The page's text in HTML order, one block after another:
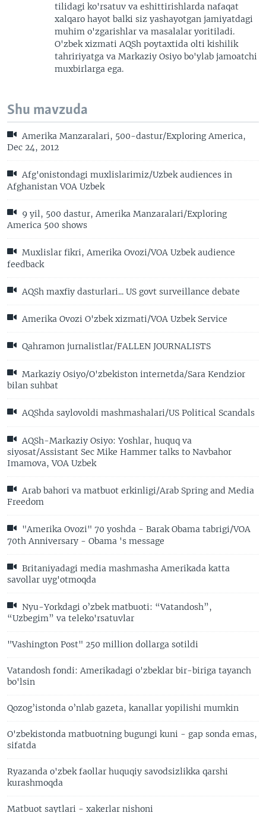
tilidagi ko'rsatuv va eshittirishlarda nafaqat
xalqaro hayot balki siz yashayotgan jamiyatdagi
muhim o'zgarishlar va masalalar yoritiladi.
O'zbek xizmati AQSh poytaxtida olti kishilik
tahririyatga va Markaziy Osiyo bo'ylab jamoatchi
muxbirlarga ega.
Shu mavzuda
Amerika Manzaralari, 500-dastur/Exploring America,
Dec 24, 2012
Afg'onistondagi muxlislarimiz/Uzbek audiences in
Afghanistan VOA Uzbek
9 yil, 500 dastur, Amerika Manzaralari/Exploring
America 500 shows
Muxlislar fikri, Amerika Ovozi/VOA Uzbek audience
feedback
AQSh maxfiy dasturlari... US govt surveillance debate
Amerika Ovozi O'zbek xizmati/VOA Uzbek Service
Qahramon jurnalistlar/FALLEN JOURNALISTS
Markaziy Osiyo/O'zbekiston internetda/Sara Kendzior
bilan suhbat
AQShda saylovoldi mashmashalari/US Political Scandals
AQSh-Markaziy Osiyo: Yoshlar, huquq va
siyosat/Assistant Sec Mike Hammer talks to Navbahor
Imamova, VOA Uzbek
Arab bahori va matbuot erkinligi/Arab Spring and Media
Freedom
"Amerika Ovozi" 70 yoshda - Barak Obama tabrigi/VOA
70th Anniversary - Obama 's message
Britaniyadagi media mashmasha Amerikada katta
savollar uyg'otmoqda
Nyu-Yorkdagi o’zbek matbuoti: “Vatandosh”,
“Uzbegim” va teleko'rsatuvlar
"Vashington Post" 250 million dollarga sotildi
Vatandosh fondi: Amerikadagi o'zbeklar bir-biriga tayanch
bo'lsin
Qozog’istonda o’nlab gazeta, kanallar yopilishi mumkin
O'zbekistonda matbuotning bugungi kuni - gap sonda emas,
sifatda
Ryazanda o'zbek faollar huquqiy savodsizlikka qarshi
kurashmoqda
Matbuot saytlari - xakerlar nishoni